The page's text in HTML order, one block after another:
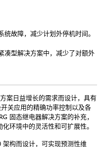
故障，减少计划外停机时间。
凑型解决方案中，减少了对额外
案日益增长的需求而设计，具有
关应用的精确功率控制以及各
固态继电器解决方案的补充，
环境中的灵活性和可扩展性。
架构而设计，可实现预测性维